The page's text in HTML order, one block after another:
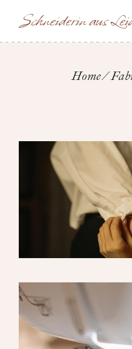
Schneiderin aus
Home